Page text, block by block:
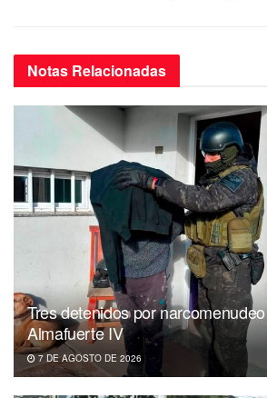
Notas Relacionadas
Tres detenidos por
Almafuerte IV
7 DE AGOSTO DE 2026